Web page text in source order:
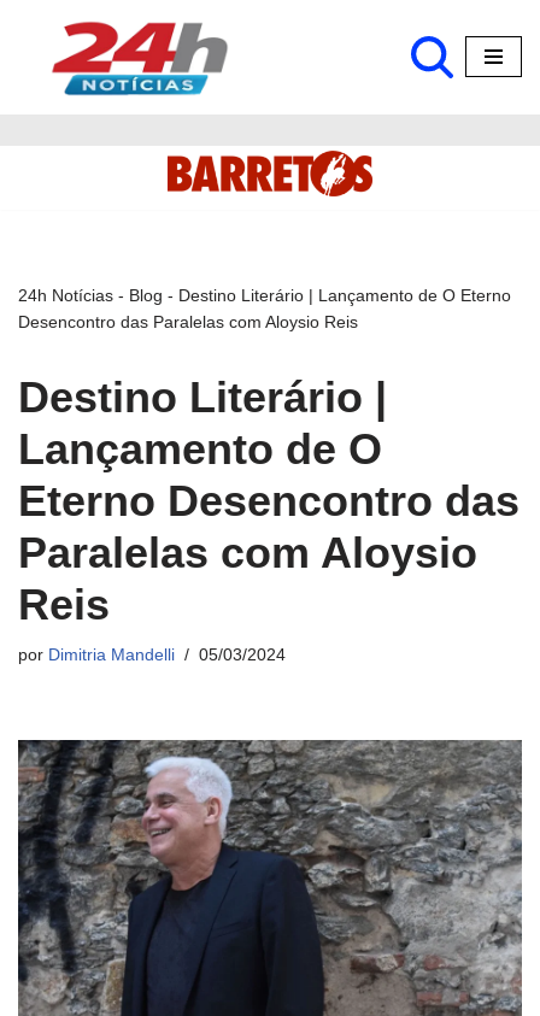
Pular
24h Notícias - Blog - Destino Literário | Lançamento de O Eterno
Desencontro das Paralelas com Aloysio Reis
Destino Literário |
Lançamento de O
Eterno Desencontro das
Paralelas com Aloysio
Reis
por Dimitria Mandelli 05/03/2024